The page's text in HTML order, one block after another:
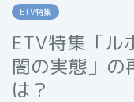
ETV特集
ETV特集「ル
闇の実態」の
は？